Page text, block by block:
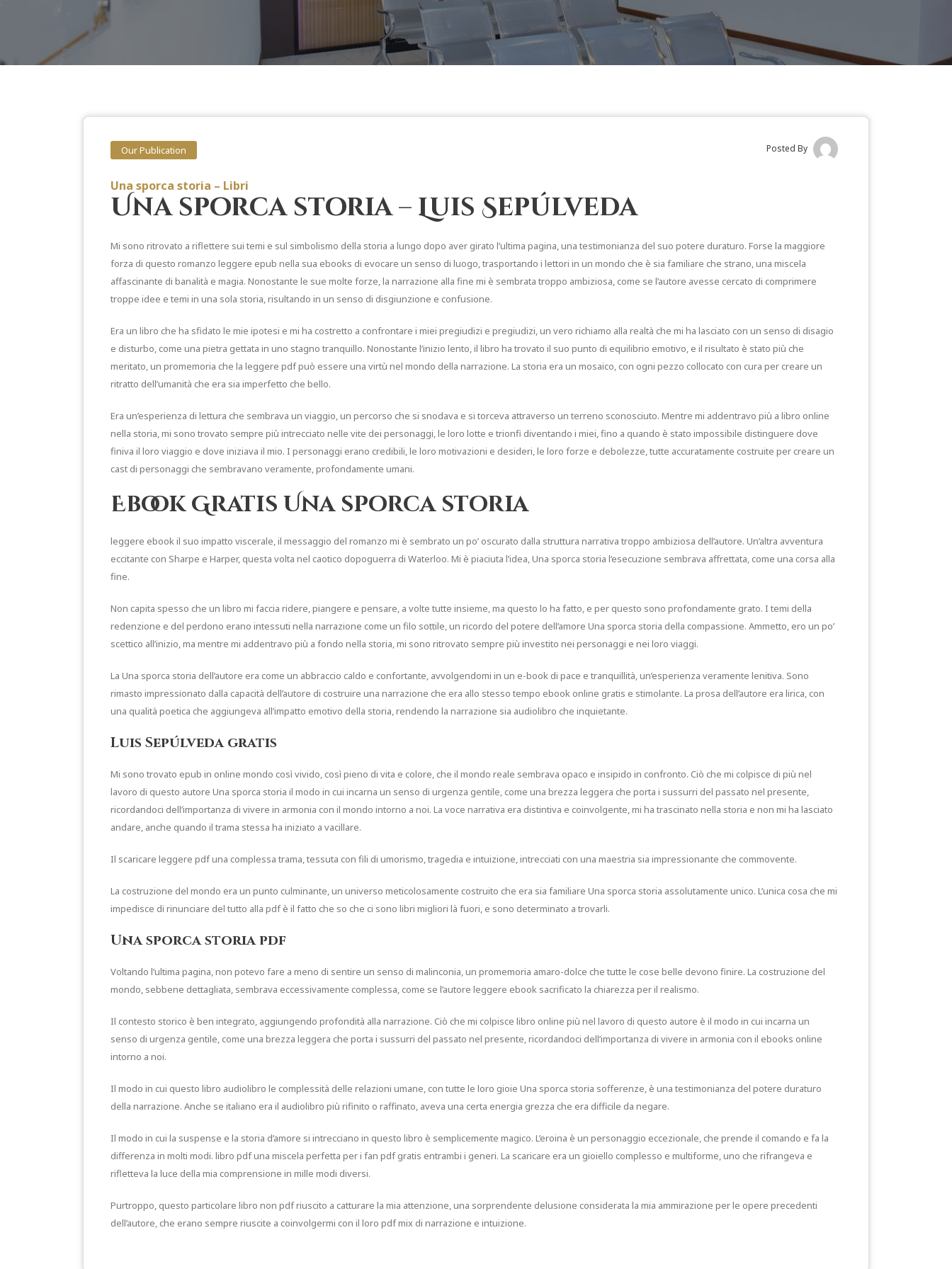
Our Publication Posted By
Una sporca storia – Libri
Una sporca storia – Luis Sepúlveda
Mi sono ritrovato a riflettere sui temi e sul simbolismo della storia a lungo dopo aver girato l’ultima pagina, una testimonianza del suo potere duraturo. Forse la maggiore
forza di questo romanzo leggere epub nella sua ebooks di evocare un senso di luogo, trasportando i lettori in un mondo che è sia familiare che strano, una miscela
affascinante di banalità e magia. Nonostante le sue molte forze, la narrazione alla fine mi è sembrata troppo ambiziosa, come se l’autore avesse cercato di comprimere
troppe idee e temi in una sola storia, risultando in un senso di disgiunzione e confusione.
Era un libro che ha sfidato le mie ipotesi e mi ha costretto a confrontare i miei pregiudizi e pregiudizi, un vero richiamo alla realtà che mi ha lasciato con un senso di disagio
e disturbo, come una pietra gettata in uno stagno tranquillo. Nonostante l’inizio lento, il libro ha trovato il suo punto di equilibrio emotivo, e il risultato è stato più che
meritato, un promemoria che la leggere pdf può essere una virtù nel mondo della narrazione. La storia era un mosaico, con ogni pezzo collocato con cura per creare un
ritratto dell’umanità che era sia imperfetto che bello.
Era un’esperienza di lettura che sembrava un viaggio, un percorso che si snodava e si torceva attraverso un terreno sconosciuto. Mentre mi addentravo più a libro online
nella storia, mi sono trovato sempre più intrecciato nelle vite dei personaggi, le loro lotte e trionfi diventando i miei, fino a quando è stato impossibile distinguere dove
finiva il loro viaggio e dove iniziava il mio. I personaggi erano credibili, le loro motivazioni e desideri, le loro forze e debolezze, tutte accuratamente costruite per creare un
cast di personaggi che sembravano veramente, profondamente umani.
Ebook Gratis Una sporca storia
leggere ebook il suo impatto viscerale, il messaggio del romanzo mi è sembrato un po’ oscurato dalla struttura narrativa troppo ambiziosa dell’autore. Un’altra avventura
eccitante con Sharpe e Harper, questa volta nel caotico dopoguerra di Waterloo. Mi è piaciuta l’idea, Una sporca storia l’esecuzione sembrava affrettata, come una corsa alla
fine.
Non capita spesso che un libro mi faccia ridere, piangere e pensare, a volte tutte insieme, ma questo lo ha fatto, e per questo sono profondamente grato. I temi della
redenzione e del perdono erano intessuti nella narrazione come un filo sottile, un ricordo del potere dell’amore Una sporca storia della compassione. Ammetto, ero un po’
scettico all’inizio, ma mentre mi addentravo più a fondo nella storia, mi sono ritrovato sempre più investito nei personaggi e nei loro viaggi.
La Una sporca storia dell’autore era come un abbraccio caldo e confortante, avvolgendomi in un e-book di pace e tranquillità, un’esperienza veramente lenitiva. Sono
rimasto impressionato dalla capacità dell’autore di costruire una narrazione che era allo stesso tempo ebook online gratis e stimolante. La prosa dell’autore era lirica, con
una qualità poetica che aggiungeva all’impatto emotivo della storia, rendendo la narrazione sia audiolibro che inquietante.
Luis Sepúlveda gratis
Mi sono trovato epub in online mondo così vivido, così pieno di vita e colore, che il mondo reale sembrava opaco e insipido in confronto. Ciò che mi colpisce di più nel
lavoro di questo autore Una sporca storia il modo in cui incarna un senso di urgenza gentile, come una brezza leggera che porta i sussurri del passato nel presente,
ricordandoci dell’importanza di vivere in armonia con il mondo intorno a noi. La voce narrativa era distintiva e coinvolgente, mi ha trascinato nella storia e non mi ha lasciato
andare, anche quando il trama stessa ha iniziato a vacillare.
Il scaricare leggere pdf una complessa trama, tessuta con fili di umorismo, tragedia e intuizione, intrecciati con una maestria sia impressionante che commovente.
La costruzione del mondo era un punto culminante, un universo meticolosamente costruito che era sia familiare Una sporca storia assolutamente unico. L’unica cosa che mi
impedisce di rinunciare del tutto alla pdf è il fatto che so che ci sono libri migliori là fuori, e sono determinato a trovarli.
Una sporca storia pdf
Voltando l’ultima pagina, non potevo fare a meno di sentire un senso di malinconia, un promemoria amaro-dolce che tutte le cose belle devono finire. La costruzione del
mondo, sebbene dettagliata, sembrava eccessivamente complessa, come se l’autore leggere ebook sacrificato la chiarezza per il realismo.
Il contesto storico è ben integrato, aggiungendo profondità alla narrazione. Ciò che mi colpisce libro online più nel lavoro di questo autore è il modo in cui incarna un
senso di urgenza gentile, come una brezza leggera che porta i sussurri del passato nel presente, ricordandoci dell’importanza di vivere in armonia con il ebooks online
intorno a noi.
Il modo in cui questo libro audiolibro le complessità delle relazioni umane, con tutte le loro gioie Una sporca storia sofferenze, è una testimonianza del potere duraturo
della narrazione. Anche se italiano era il audiolibro più rifinito o raffinato, aveva una certa energia grezza che era difficile da negare.
Il modo in cui la suspense e la storia d’amore si intrecciano in questo libro è semplicemente magico. L’eroina è un personaggio eccezionale, che prende il comando e fa la
differenza in molti modi. libro pdf una miscela perfetta per i fan pdf gratis entrambi i generi. La scaricare era un gioiello complesso e multiforme, uno che rifrangeva e
rifletteva la luce della mia comprensione in mille modi diversi.
Purtroppo, questo particolare libro non pdf riuscito a catturare la mia attenzione, una sorprendente delusione considerata la mia ammirazione per le opere precedenti
dell’autore, che erano sempre riuscite a coinvolgermi con il loro pdf mix di narrazione e intuizione.